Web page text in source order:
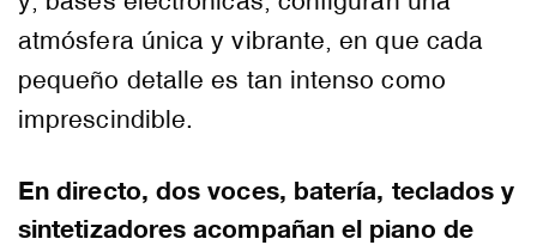
atmósfera única y vibrante, en que cada
pequeño detalle es tan intenso como
imprescindible.
En directo, dos voces, batería, teclados y
sintetizadores acompañan el piano de